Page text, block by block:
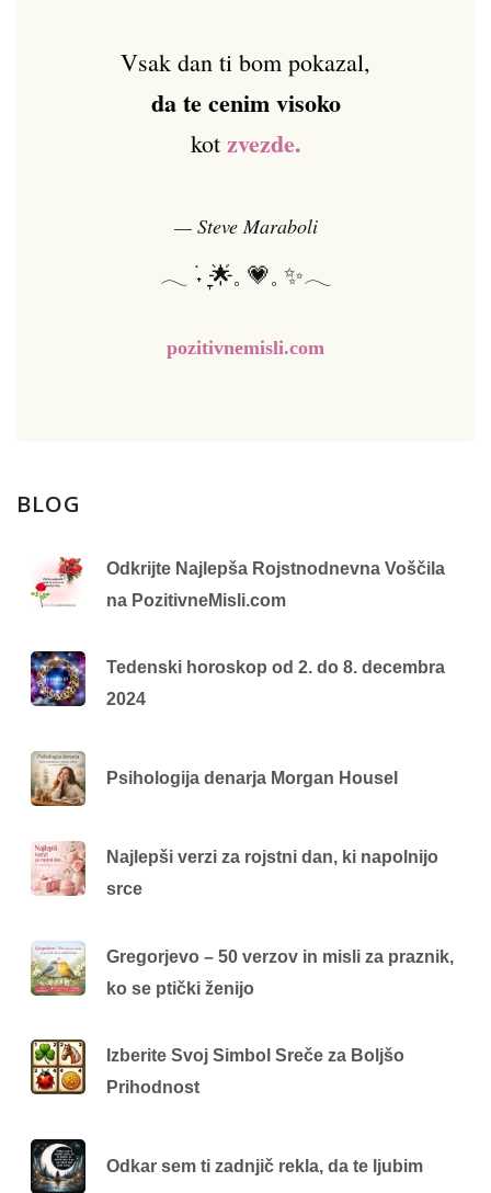
Vsak dan ti bom pokazal,
da te cenim visoko
kot zvezde.
— Steve Maraboli
𓂃 ࣪˖ ִֶָ🌟𓈒 💗𓈒 ✨𓂃
pozitivnemisli.com
BLOG
Odkrijte Najlepša Rojstnodnevna Voščila
na PozitivneMisli.com
Tedenski horoskop od 2. do 8. decembra
2024
Psihologija denarja Morgan Housel
Najlepši verzi za rojstni dan, ki napolnijo
srce
Gregorjevo – 50 verzov in misli za praznik,
ko se ptički ženijo
Izberite Svoj Simbol Sreče za Boljšo
Prihodnost
Odkar sem ti zadnjič rekla, da te ljubim